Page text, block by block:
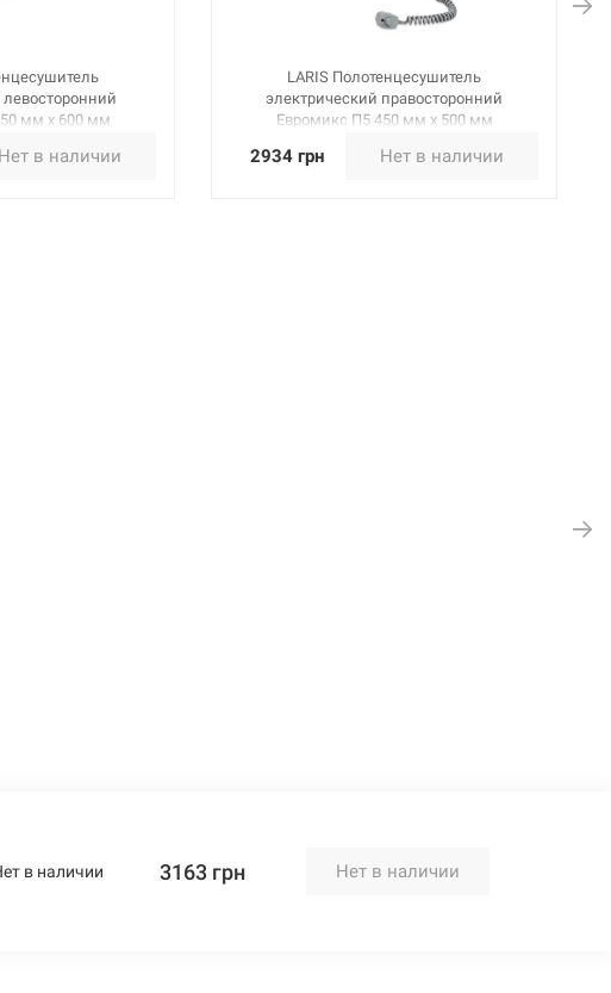
мм х 600 мм
Нет в наличии
LARIS Полотенцесушитель
электрический правосторонний
Евромикс П5 450 мм х 500 мм
2934 грн Нет в наличии
в наличии 3163 грн Нет в наличии